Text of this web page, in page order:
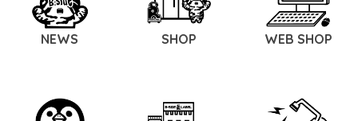
NEWS SHOP WEB SHOP